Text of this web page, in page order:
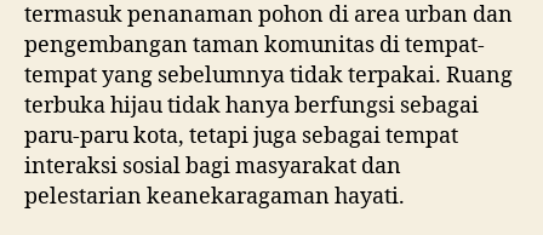
termasuk penanaman pohon di area urban dan
pengembangan taman komunitas di tempat-
tempat yang sebelumnya tidak terpakai. Ruang
terbuka hijau tidak hanya berfungsi sebagai
paru-paru kota, tetapi juga sebagai tempat
interaksi sosial bagi masyarakat dan
pelestarian keanekaragaman hayati.